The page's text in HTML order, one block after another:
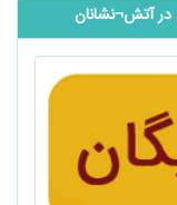
در آتش¬نشانان